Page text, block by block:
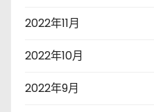
2022年11月
2022年10月
2022年9月